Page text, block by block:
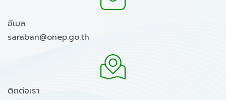
อีเมล
saraban@onep.go.th
ติดต่อเรา